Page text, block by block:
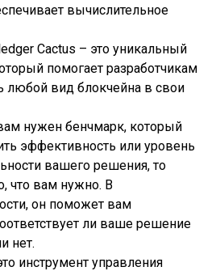
вычислительное
Cactus – это уникальный
помогает разработчикам
любой вид блокчейна в свои
нужен бенчмарк, который
эффективность или уровень
вашего решения, то
что вам нужно. В
он поможет вам
ли ваше решение
нет.
инструмент управления